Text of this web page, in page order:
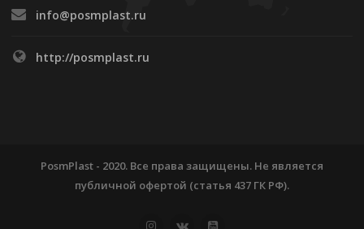
info@posmplast.ru
http://posmplast.ru
PosmPlast - 2020. Все права защищены. Не является
публичной офертой (статья 437 ГК РФ).